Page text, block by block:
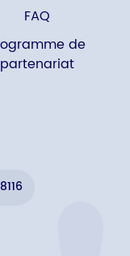
FAQ
de
partenariat